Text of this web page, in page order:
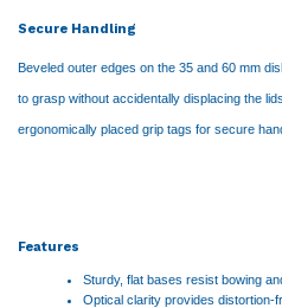
Secure Handling
Beveled outer edges on the 35 and 60 mm
to grasp without accidentally displacing the
ergonomically placed grip tags for secure
Features
Sturdy, flat bases resist bowing
Optical clarity provides distortion-